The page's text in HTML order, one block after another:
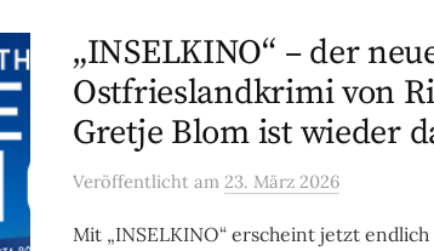
„INSELKINO“ – der
Ostfrieslandkrimi von
Gretje Blom ist wieder
Veröffentlicht am 23. März 2026
Mit „INSELKINO“ erscheint jetzt